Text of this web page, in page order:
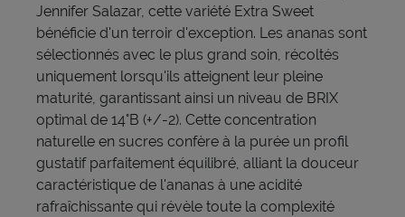
Jennifer Salazar, cette variété Extra Sweet
bénéficie d'un terroir d'exception. Les ananas sont
sélectionnés avec le plus grand soin, récoltés
uniquement lorsqu'ils atteignent leur pleine
maturité, garantissant ainsi un niveau de BRIX
optimal de 14°B (+/-2). Cette concentration
naturelle en sucres confère à la purée un profil
gustatif parfaitement équilibré, alliant la douceur
caractéristique de l'ananas à une acidité
rafraîchissante qui révèle toute la complexité